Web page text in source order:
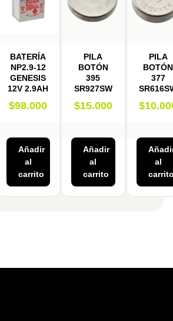
BATERÍA
NP2.9-12
GENESIS
12V 2.9AH
$98.000
Añadir
al
carrito
PILA
BOTÓN
395
SR927SW
$15.000
Añadir
al
carrito
PILA
BOTÓN
377
$
al